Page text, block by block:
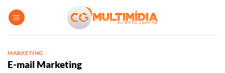
MARKETING
E-mail Marketing